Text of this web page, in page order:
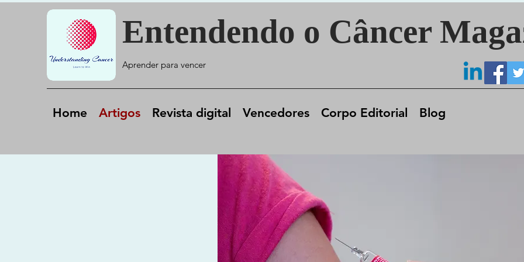
Entendendo o Câncer
Aprender para vencer
Home Artigos Revista digital Vencedores Corpo Editorial Blog